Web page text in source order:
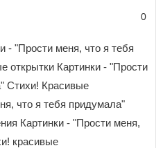
0
- "Пpocти мeня, чтo я тeбя
открытки Картинки - "Пpocти
Стихи! Красивые
чтo я тeбя пpидyмaлa"
Картинки - "Пpocти мeня,
красивые